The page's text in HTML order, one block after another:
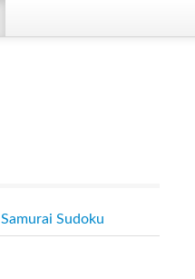
Samurai Sudoku